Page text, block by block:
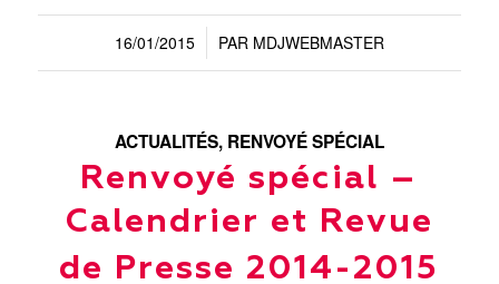
16/01/2015
/ PAR MDJWEBMASTER
ACTUALITÉS, RENVOYÉ SPÉCIAL
Renvoyé spécial –
Calendrier et Revue
de Presse 2014-2015